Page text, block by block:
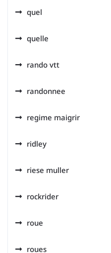
quel
quelle
rando vtt
randonnee
regime maigrir
ridley
riese muller
rockrider
roue
roues